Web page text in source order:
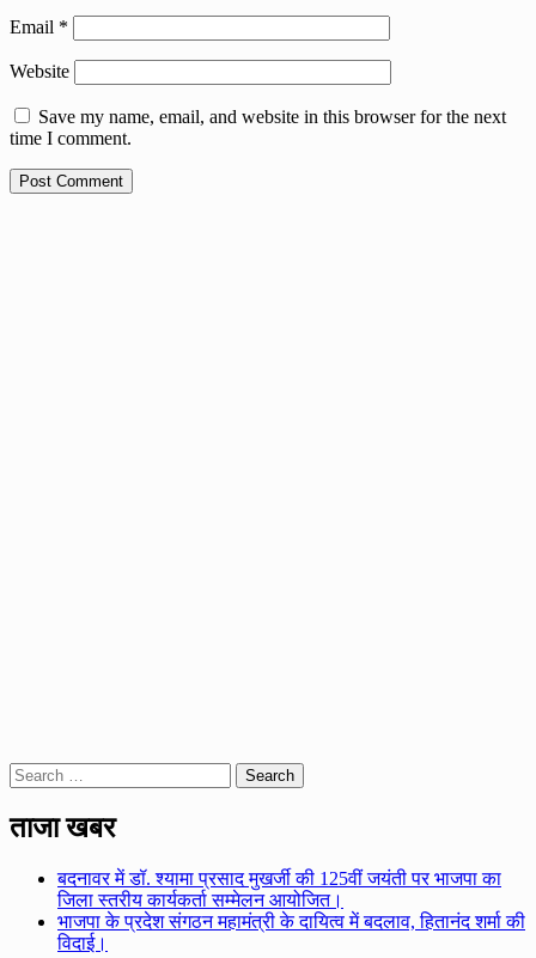
Email *
Website
Save my name, email, and website in this browser for the next
time I comment.
Search
for:
ताजा खबर
बदनावर में डॉ. श्यामा प्रसाद मुखर्जी की 125वीं जयंती पर भाजपा का
जिला स्तरीय कार्यकर्ता सम्मेलन आयोजित।
भाजपा के प्रदेश संगठन महामंत्री के दायित्व में बदलाव, हितानंद शर्मा की
विदाई।